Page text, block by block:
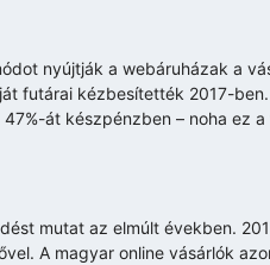
nyújtják a webáruházak a
futárai kézbesítették 2017-
át készpénzben – noha ez a
mutat az elmúlt években.
A magyar online vásárlók